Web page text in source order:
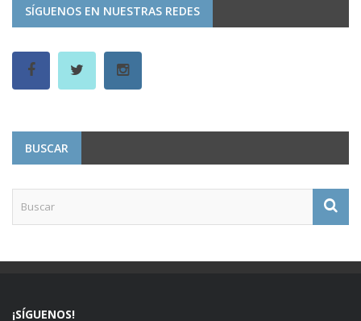
SÍGUENOS EN NUESTRAS REDES
BUSCAR
¡SÍGUENOS!